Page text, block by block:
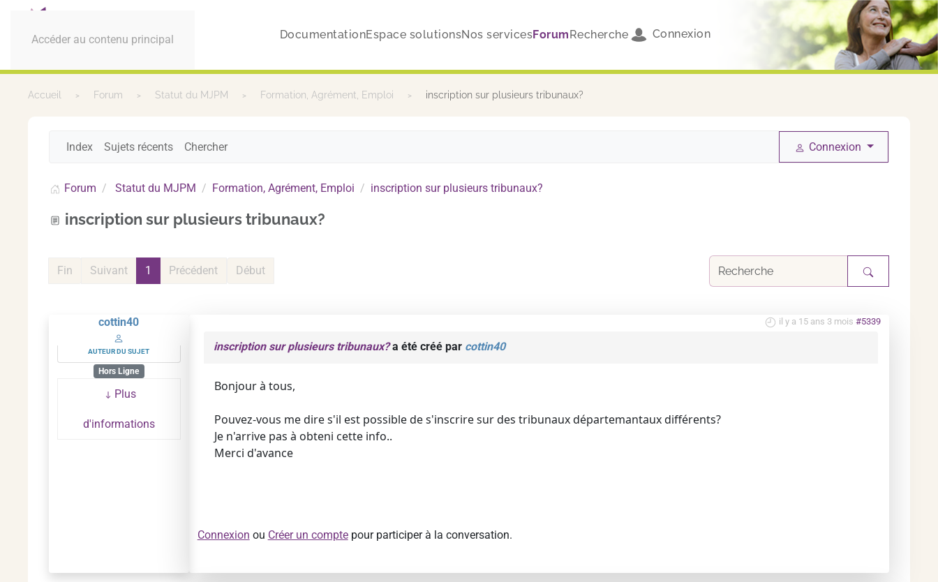
Accéder au contenu principal DocumentationEspace solutionsNos servicesForumRecherche Connexion
Accueil Forum Statut du MJPM Formation, Agrément, Emploi inscription sur plusieurs tribunaux?
Index Sujets récents Chercher Connexion
Forum Statut du MJPM Formation, Agrément, Emploi inscription sur plusieurs tribunaux?
inscription sur plusieurs tribunaux?
Début
Précédent
1
Suivant
Fin
cottin40
AUTEUR DU SUJET
Hors Ligne
Plus
d'informations
il y a 15 ans 3 mois #5339
inscription sur plusieurs tribunaux?a été créé par cottin40
Bonjour à tous,
Pouvez-vous me dire s'il est possible de s'inscrire sur des tribunaux départemantaux différents?
Je n'arrive pas à obteni cette info..
Merci d'avance
Connexion ou Créer un comptepour participer à la conversation.